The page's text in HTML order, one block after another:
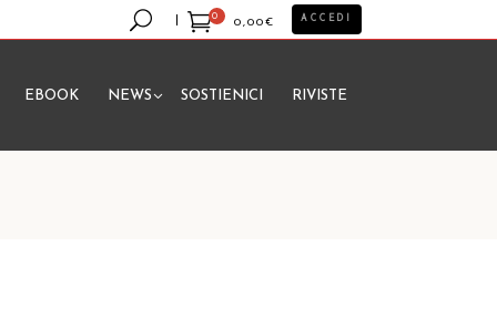
0
0,00€
prodotto nel carrello.
ACCEDI
EBOOK NEWS SOSTIENICI RIVISTE